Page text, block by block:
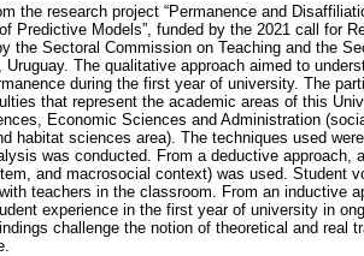
the research project “Permanence and
Predictive Models”, funded by the 2021 call for
the Sectoral Commission on Teaching and the
The qualitative approach aimed to
during the first year of university. The
that represent the academic areas of this
Economic Sciences and Administration
habitat sciences area). The techniques used
was conducted. From a deductive approach,
and macrosocial context) was used. Student
teachers in the classroom. From an inductive
experience in the first year of university in
challenge the notion of theoretical and real